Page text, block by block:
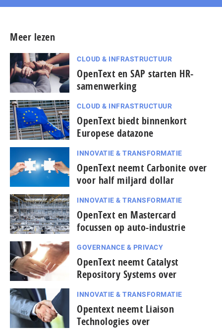
Meer lezen
CLOUD & INFRASTRUCTUUR
OpenText en SAP starten HR-
samenwerking
CLOUD & INFRASTRUCTUUR
OpenText biedt binnenkort
Europese datazone
INNOVATIE & TRANSFORMATIE
OpenText neemt Carbonite over
voor half miljard dollar
INNOVATIE & TRANSFORMATIE
OpenText en Mastercard
focussen op auto-industrie
GOVERNANCE & PRIVACY
OpenText neemt Catalyst
Repository Systems over
INNOVATIE & TRANSFORMATIE
Opentext neemt Liaison
Technologies over